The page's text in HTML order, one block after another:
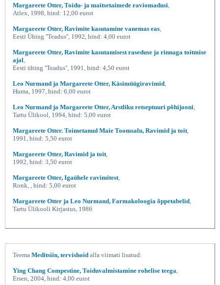
Margareete Otter, Toidu- ja maitsetaimede raviomadusi,
Atlex, 1998, hind: 12,00 eurot
Margareete Otter, Ravimite kasutamine vanemas eas,
Eesti Ühing ''Teadus'', 1992, hind: 4,00 eurot
Margareete Otter, Ravimite kasutamisest raseduse ja rinnaga toitmise
ajal,
Eesti ühing ''Teadus'', 1991, hind: 4,50 eurot
Leo Nurmand ja Margareete Otter, Käsimüügiravimid,
Huma, 1997, hind: 6,00 eurot
Leo Nurmand ja Margareete Otter, Arstliku retseptuuri põhijooni,
Tartu Ülikool, 1994, hind: 5,00 eurot
Margareete Otter. Toimetanud Maie Toomsalu, Ravimid ja toit,
1991, hind: 5,50 eurot
Margareete Otter, Ravimid ja toit,
1992, hind: 3,50 eurot
Margareete Otter, Igaühele ravimitest,
Ronk, , hind: 5,00 eurot
Margareete Otter ja Leo Nurmand, Farmakoloogia õppetabelid,
Tartu Ülikooli Kirjastus, 1986
Teema Meditsiin, tervishoid alla viimati lisatud:
Ying Chang Compestine, Toiduvalmistamine rohelise teega,
Ersen, 2004, hind: 4,00 eurot